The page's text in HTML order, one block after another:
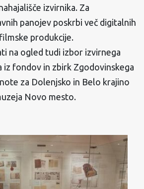
izvirnika. Za
panojev poskrbi več digitalnih
produkcije.
na ogled tudi izbor izvirnega
iz fondov in zbirk Zgodovinskega
za Dolenjsko in Belo krajino
Novo mesto.